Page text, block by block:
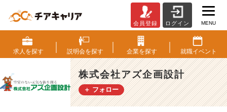
社
後
の
住
ま
い
会員登録 ログイン MENU
求人を探す 説明会を探す 企業を探す 就職イベント
株式会社アズ企画設計
＋ フォロー